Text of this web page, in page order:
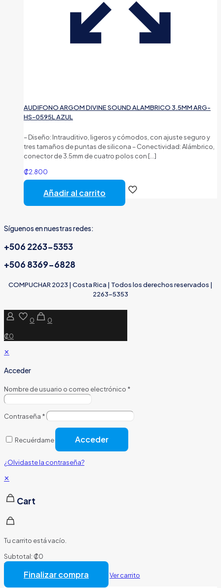
AUDIFONO ARGOM DIVINE SOUND ALAMBRICO 3.5MM ARG-
HS-0595L AZUL
– Diseño: Intrauditivo, ligeros y cómodos, con ajuste seguro y
tres tamaños de puntas de silicona – Conectividad: Alámbrico,
conector de 3.5mm de cuatro polos con […]
₡2.800
Añadir al carrito
Síguenos en nuestras redes:
+506 2263-5353
+506 8369-6828
COMPUCHAR 2023 | Costa Rica | Todos los derechos reservados |
2263-5353
0
0
₡0
✕
Acceder
Nombre de usuario o correo electrónico *
Contraseña *
Recuérdame Acceder
¿Olvidaste la contraseña?
✕
Cart
Tu carrito está vacío.
Subtotal: ₡0
Total:
Finalizar compra Ver carrito